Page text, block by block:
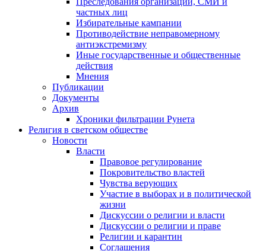
частных лиц
Избирательные кампании
Противодействие неправомерному
антиэкстремизму
Иные государственные и общественные
действия
Мнения
Публикации
Документы
Архив
Хроники фильтрации Рунета
Религия в светском обществе
Новости
Власти
Правовое регулирование
Покровительство властей
Чувства верующих
Участие в выборах и в политической
жизни
Дискуссии о религии и власти
Дискуссии о религии и праве
Религии и карантин
Соглашения